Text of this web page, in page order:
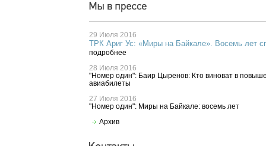
29 Июля 2016
ТРК Ариг Ус: «Миры на Байкале». Восемь лет
подробнее
28 Июля 2016
"Номер один": Баир Цыренов: Кто виноват в
авиабилеты
27 Июля 2016
"Номер один": Миры на Байкале: восемь лет
Архив